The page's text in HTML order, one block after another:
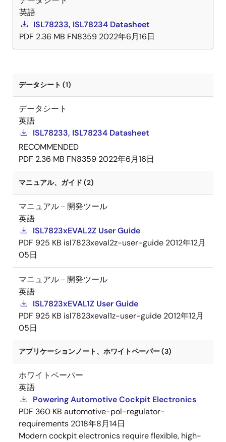
英語
ISL78233, ISL78234 Datasheet
PDF 2.36 MB FN8359 2022年6月16日
データシート (1)
データシート
英語
ISL78233, ISL78234 Datasheet
RECOMMENDED
PDF 2.36 MB FN8359 2022年6月16日
マニュアル、ガイド (2)
マニュアル－開発ツール
英語
ISL7823xEVAL2Z User Guide
PDF 925 KB isl7823xeval2z-user-guide 2012年12月
05日
マニュアル－開発ツール
英語
ISL7823xEVAL1Z User Guide
PDF 925 KB isl7823xeval1z-user-guide 2012年12月
05日
アプリケーションノート、ホワイトペーパー (3)
ホワイトペーパー
英語
Powering Automotive Cockpit Electronics
PDF 360 KB automotive-pol-regulator-
requirements 2018年8月14日
Modern cockpit electronics require flexible, high-